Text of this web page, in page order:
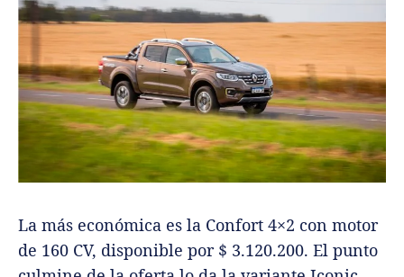
La más económica es la Confort 4×2 con motor
de 160 CV, disponible por $ 3.120.200. El punto